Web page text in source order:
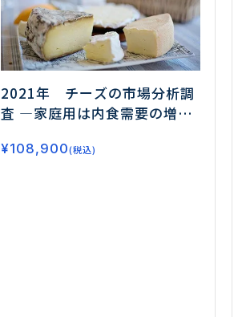
2021年 チーズの市場分析調
査 ―家庭用は内食需要の増加
案が進む―
¥108,900(税込)